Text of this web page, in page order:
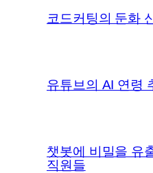
코드커팅의 둔화
유튜브의 AI 연령
챗봇에 비밀을 유
직원들